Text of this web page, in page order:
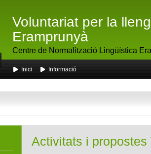
Voluntariat per la
Eramprunyà
Centre de Normalització Lingüística
Inici Informació
Activitats i propostes